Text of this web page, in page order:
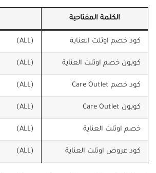
الكلمة المفتاحية
كود خصم اوتلت العناية (ALL)
كوبون خصم اوتلت العناية (ALL)
كود خصم Care Outlet (ALL)
كوبون Care Outlet (ALL)
خصم اوتلت العناية (ALL)
كود عروض اوتلت العناية (ALL)